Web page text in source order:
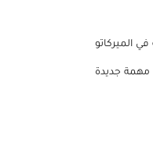
الميركاتو
مهمة جديدة